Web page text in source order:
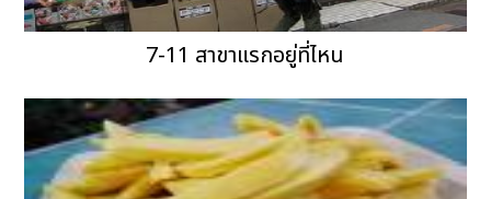
7-11 สาขาแรกอยู่ที่ไหน